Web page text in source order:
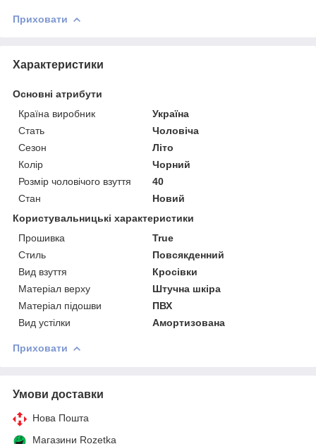
Приховати
Характеристики
Основні атрибути
Країна виробник
Україна
Стать
Чоловіча
Сезон
Літо
Колір
Чорний
Розмір чоловічого взуття
40
Стан
Новий
Користувальницькі характеристики
Прошивка
True
Стиль
Повсякденний
Вид взуття
Кросівки
Матеріал верху
Штучна шкіра
Матеріал підошви
ПВХ
Вид устілки
Амортизована
Приховати
Умови доставки
Нова Пошта
Магазини Rozetka